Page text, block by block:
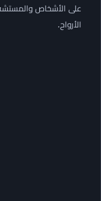
على الأشخاص
الأرواح.